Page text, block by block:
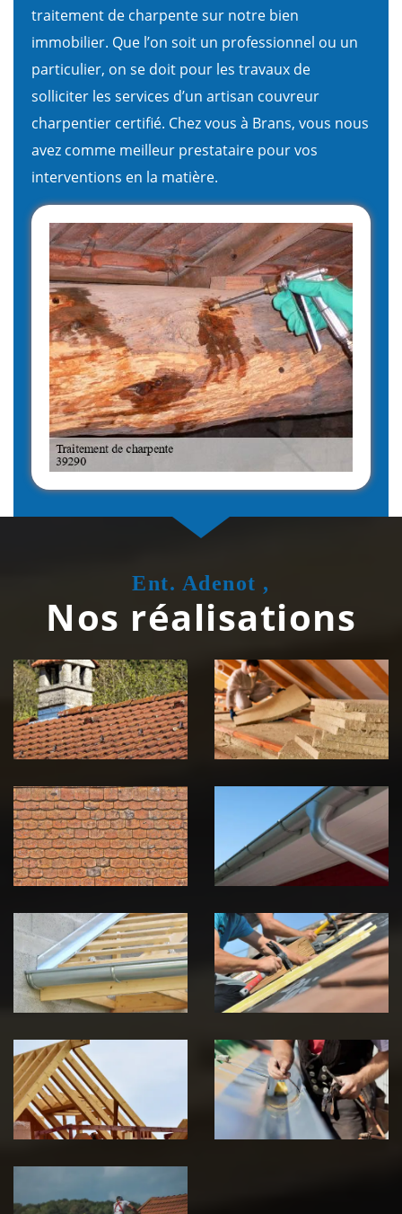
traitement de charpente sur notre bien
immobilier. Que l’on soit un professionnel ou un
particulier, on se doit pour les travaux de
solliciter les services d’un artisan couvreur
charpentier certifié. Chez vous à Brans, vous nous
avez comme meilleur prestataire pour vos
interventions en la matière.
Ent. Adenot ,
Nos réalisations
Couvreur
zingueur 39
Jura
Isolation de
toiture 39
Jura
démoussage de
toiture 39
Jura
pose de
gouttière 39
Jura
Pose de
Chéneau 39
Jura
Réparation de
toiture 39
Jura
Traitement de
charpente 39
Jura
Travaux de
zinguerie 39
Jura
Urgence fuite
de toiture 39